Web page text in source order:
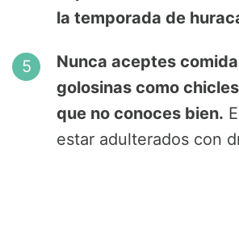
la temporada de
Nunca aceptes
golosinas como
que no conoces bien.
estar adulterados con